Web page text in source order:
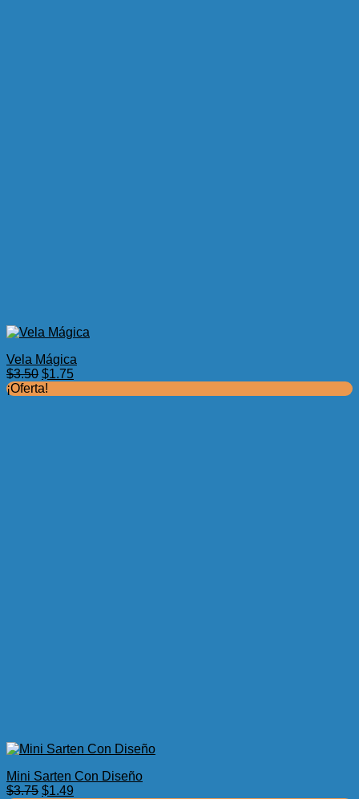
Vela Mágica
$3.50 El
precio
$1.75El
¡Oferta!
Mini Sarten Con Diseño
$3.75 El
$1.49